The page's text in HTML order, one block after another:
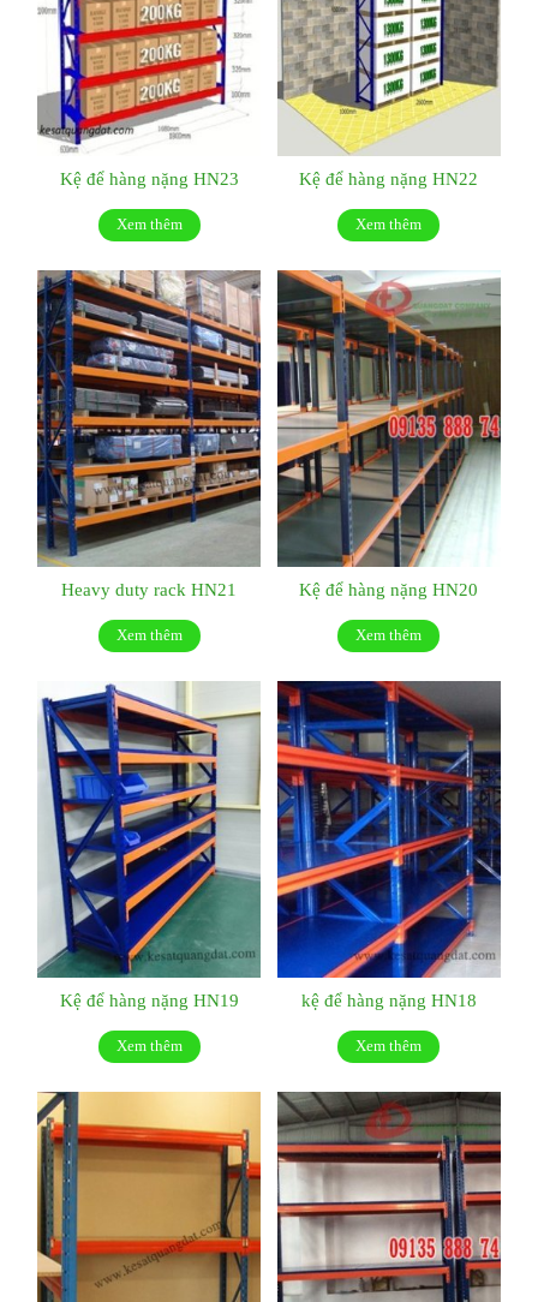
Kệ để hàng nặng HN23
Xem thêm
Kệ để hàng nặng HN22
Xem thêm
Heavy duty rack HN21
Xem thêm
Kệ để hàng nặng HN20
Xem thêm
Kệ để hàng nặng HN19
Xem thêm
kệ để hàng nặng HN18
Xem thêm